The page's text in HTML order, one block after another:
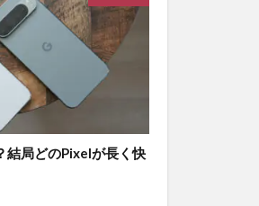
結局どのPixelが長く快